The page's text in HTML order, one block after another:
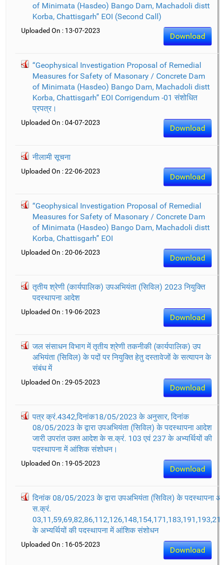
of Minimata (Hasdeo) Bango Dam, Machadoli distt
Korba, Chattisgarh” EOI (Second Call)
Download
Uploaded On : 13-07-2023
“Geophysical Investigation Proposal of Remedial
Measures for Safety of Masonary / Concrete Dam
of Minimata (Hasdeo) Bango Dam, Machadoli distt
Korba, Chattisgarh” EOI Corrigendum -01 संशोधित
प्रपत्र।
Download
Uploaded On : 04-07-2023
नीलामी सूचना
Download
Uploaded On : 22-06-2023
“Geophysical Investigation Proposal of Remedial
Measures for Safety of Masonary / Concrete Dam
of Minimata (Hasdeo) Bango Dam, Machadoli distt
Korba, Chattisgarh” EOI
Download
Uploaded On : 20-06-2023
तृतीय श्रेणी (कार्यपालिक) उपअभियंता (सिविल) 2023 नियुक्ति
पदस्थापना आदेश
Download
Uploaded On : 19-06-2023
जल संसाधन विभाग में तृतीय श्रेणी तकनीकी (कार्यपालिक) उप
अभियंता (सिविल) के पदों पर नियुक्ति हेतु दस्तावेजों के सत्यापन के
संबंध में
Download
Uploaded On : 29-05-2023
पत्र क्रं.4342,दिनांक18/05/2023 के अनुसार, दिनांक
08/05/2023 के द्वारा उपअभियंता (सिविल) के पदस्थापना आदेश
जारी उपरांत उक्त आदेश के स.क्रं. 103 एवं 237 के अभ्यर्थियों की
पदस्थापना में आंशिक संशोधन।
Download
Uploaded On : 19-05-2023
दिनांक 08/05/2023 के द्वारा उपअभियंता (सिविल) के
स.क्रं.
के अभ्यर्थियों की पदस्थापना में आंशिक संशोधन
Download
Uploaded On : 16-05-2023